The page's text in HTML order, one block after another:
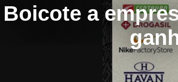
Boicote a